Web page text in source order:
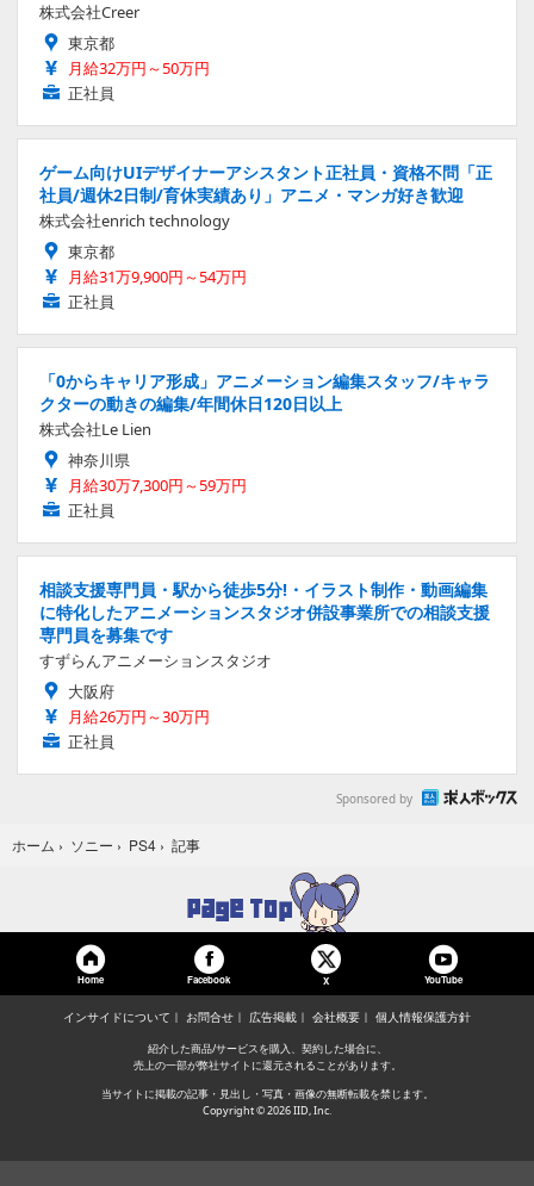
株式会社Creer
東京都
月給32万円～50万円
正社員
ゲーム向けUIデザイナーアシスタント正社員・資格不問「正
社員/週休2日制/育休実績あり」アニメ・マンガ好き歓迎
株式会社enrich technology
東京都
月給31万9,900円～54万円
正社員
「0からキャリア形成」アニメーション編集スタッフ/キャラ
クターの動きの編集/年間休日120日以上
株式会社Le Lien
神奈川県
月給30万7,300円～59万円
正社員
相談支援専門員・駅から徒歩5分!・イラスト制作・動画編集
に特化したアニメーションスタジオ併設事業所での相談支援
専門員を募集です
すずらんアニメーションスタジオ
大阪府
月給26万円～30万円
正社員
Sponsored by
ホーム › ソニー › PS4 › 記事
Home Facebook X YouTube
インサイドについて お問合せ 広告掲載 会社概要 個人情報保護方針
紹介した商品/サービスを購入、契約した場合に、
売上の一部が弊社サイトに還元されることがあります。
当サイトに掲載の記事・見出し・写真・画像の無断転載を禁じます。
Copyright © 2026 IID, Inc.